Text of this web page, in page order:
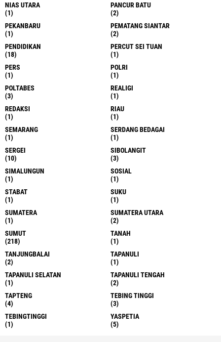
NIAS UTARA
(1)
PANCUR BATU
(2)
PEKANBARU
(1)
PEMATANG SIANTAR
(2)
PENDIDIKAN
(18)
PERCUT SEI TUAN
(1)
PERS
(1)
POLRI
(1)
POLTABES
(3)
REALIGI
(1)
REDAKSI
(1)
RIAU
(1)
SEMARANG
(1)
SERDANG BEDAGAI
(1)
SERGEI
(10)
SIBOLANGIT
(3)
SIMALUNGUN
(1)
SOSIAL
(1)
STABAT
(1)
SUKU
(1)
SUMATERA
(1)
SUMATERA UTARA
(2)
SUMUT
(218)
TANAH
(1)
TANJUNGBALAI
(2)
TAPANULI
(1)
TAPANULI SELATAN
(1)
TAPANULI TENGAH
(2)
TAPTENG
(4)
TEBING TINGGI
(3)
TEBINGTINGGI
(1)
YASPETIA
(5)